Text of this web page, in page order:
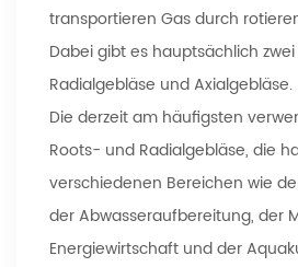
transportieren Gas durch
Dabei gibt es hauptsächlich
Radialgebläse und Axialgebläse.
Die derzeit am häufigsten
Roots- und Radialgebläse, die
verschiedenen Bereichen wie
der Abwasseraufbereitung, der
Energiewirtschaft und der